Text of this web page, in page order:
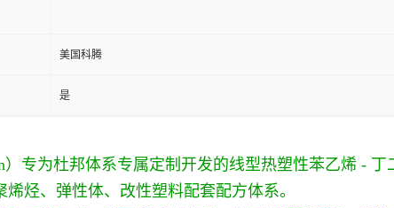
美国科腾
是
）专为杜邦体系专属定制开发的线型热塑性苯乙烯 -
烃、弹性体、改性塑料配套配方体系。